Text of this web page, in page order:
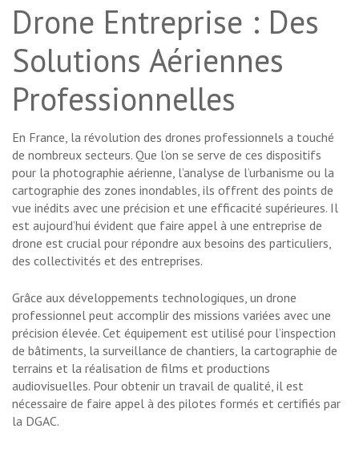
Drone Entreprise : Des
Solutions Aériennes
Professionnelles
En France, la révolution des drones professionnels a touché
de nombreux secteurs. Que l’on se serve de ces dispositifs
pour la photographie aérienne, l’analyse de l’urbanisme ou la
cartographie des zones inondables, ils offrent des points de
vue inédits avec une précision et une efficacité supérieures. Il
est aujourd’hui évident que faire appel à une entreprise de
drone est crucial pour répondre aux besoins des particuliers,
des collectivités et des entreprises.
Grâce aux développements technologiques, un drone
professionnel peut accomplir des missions variées avec une
précision élevée. Cet équipement est utilisé pour l’inspection
de bâtiments, la surveillance de chantiers, la cartographie de
terrains et la réalisation de films et productions
audiovisuelles. Pour obtenir un travail de qualité, il est
nécessaire de faire appel à des pilotes formés et certifiés par
la DGAC.